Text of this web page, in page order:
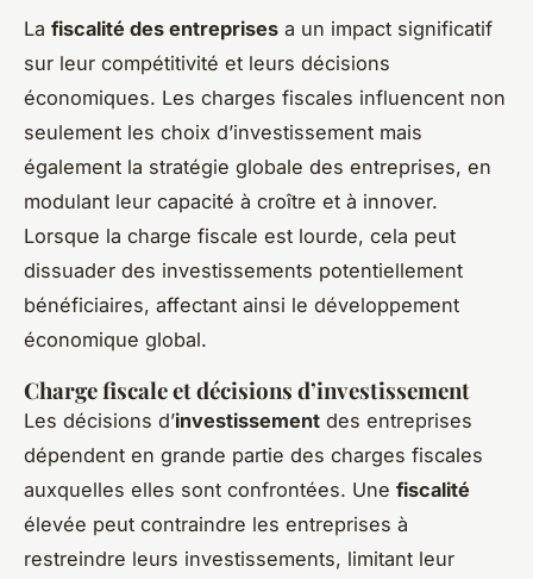
La fiscalité des entreprises a un impact significatif
sur leur compétitivité et leurs décisions
économiques. Les charges fiscales influencent non
seulement les choix d’investissement mais
également la stratégie globale des entreprises, en
modulant leur capacité à croître et à innover.
Lorsque la charge fiscale est lourde, cela peut
dissuader des investissements potentiellement
bénéficiaires, affectant ainsi le développement
économique global.
Charge fiscale et décisions d’investissement
Les décisions d’investissement des entreprises
dépendent en grande partie des charges fiscales
auxquelles elles sont confrontées. Une fiscalité
élevée peut contraindre les entreprises à
restreindre leurs investissements, limitant leur